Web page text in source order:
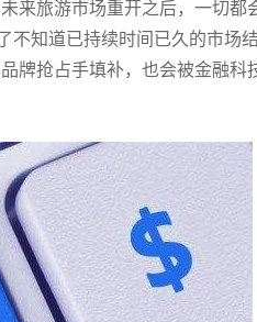
来旅游市场重开之后，一切
知道已持续时间已久的市场
抢占手填补，也会被金融科